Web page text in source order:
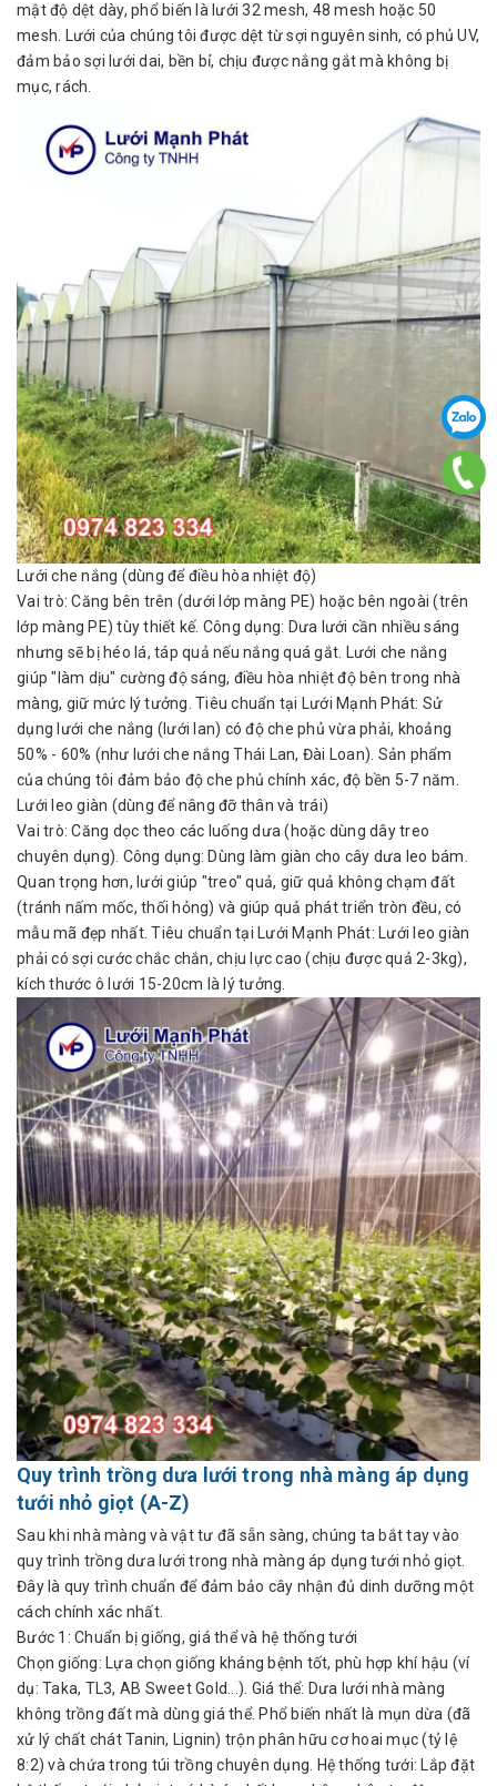
mật độ dệt dày, phổ biến là lưới 32 mesh, 48 mesh hoặc 50
mesh. Lưới của chúng tôi được dệt từ sợi nguyên sinh, có phủ UV,
đảm bảo sợi lưới dai, bền bỉ, chịu được nắng gắt mà không bị
mục, rách.
Lưới che nắng (dùng để điều hòa nhiệt độ)
Vai trò: Căng bên trên (dưới lớp màng PE) hoặc bên ngoài (trên
lớp màng PE) tùy thiết kế. Công dụng: Dưa lưới cần nhiều sáng
nhưng sẽ bị héo lá, táp quả nếu nắng quá gắt. Lưới che nắng
giúp "làm dịu" cường độ sáng, điều hòa nhiệt độ bên trong nhà
màng, giữ mức lý tưởng. Tiêu chuẩn tại Lưới Mạnh Phát: Sử
dụng lưới che nắng (lưới lan) có độ che phủ vừa phải, khoảng
50% - 60% (như lưới che nắng Thái Lan, Đài Loan). Sản phẩm
của chúng tôi đảm bảo độ che phủ chính xác, độ bền 5-7 năm.
Lưới leo giàn (dùng để nâng đỡ thân và trái)
Vai trò: Căng dọc theo các luống dưa (hoặc dùng dây treo
chuyên dụng). Công dụng: Dùng làm giàn cho cây dưa leo bám.
Quan trọng hơn, lưới giúp "treo" quả, giữ quả không chạm đất
(tránh nấm mốc, thối hỏng) và giúp quả phát triển tròn đều, có
mẫu mã đẹp nhất. Tiêu chuẩn tại Lưới Mạnh Phát: Lưới leo giàn
phải có sợi cước chắc chắn, chịu lực cao (chịu được quả 2-3kg),
kích thước ô lưới 15-20cm là lý tưởng.
Quy trình trồng dưa lưới trong nhà màng áp dụng
tưới nhỏ giọt (A-Z)
Sau khi nhà màng và vật tư đã sẵn sàng, chúng ta bắt tay vào
quy trình trồng dưa lưới trong nhà màng áp dụng tưới nhỏ giọt.
Đây là quy trình chuẩn để đảm bảo cây nhận đủ dinh dưỡng một
cách chính xác nhất.
Bước 1: Chuẩn bị giống, giá thể và hệ thống tưới
Chọn giống: Lựa chọn giống kháng bệnh tốt, phù hợp khí hậu (ví
dụ: Taka, TL3, AB Sweet Gold...). Giá thể: Dưa lưới nhà màng
không trồng đất mà dùng giá thể. Phổ biến nhất là mụn dừa (đã
xử lý chất chát Tanin, Lignin) trộn phân hữu cơ hoai mục (tỷ lệ
8:2) và chứa trong túi trồng chuyên dụng. Hệ thống tưới: Lắp đặt